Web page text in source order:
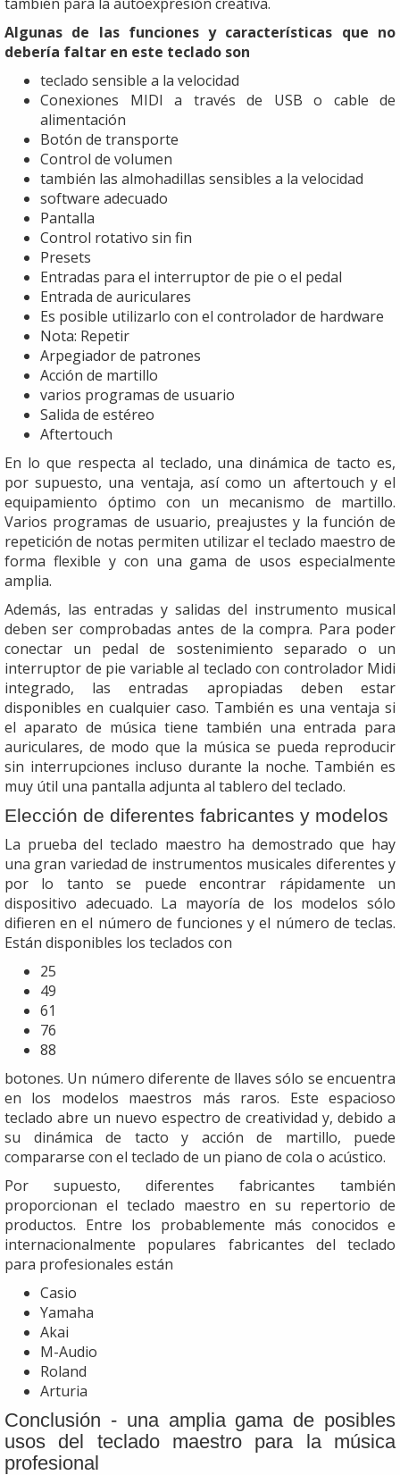
Algunas de las funciones y características que no
debería faltar en este teclado son
teclado sensible a la velocidad
Conexiones MIDI a través de USB o cable de
alimentación
Botón de transporte
Control de volumen
también las almohadillas sensibles a la velocidad
software adecuado
Pantalla
Control rotativo sin fin
Presets
Entradas para el interruptor de pie o el pedal
Entrada de auriculares
Es posible utilizarlo con el controlador de hardware
Nota: Repetir
Arpegiador de patrones
Acción de martillo
varios programas de usuario
Salida de estéreo
Aftertouch
En lo que respecta al teclado, una dinámica de tacto es,
por supuesto, una ventaja, así como un aftertouch y el
equipamiento óptimo con un mecanismo de martillo.
Varios programas de usuario, preajustes y la función de
repetición de notas permiten utilizar el teclado maestro de
forma flexible y con una gama de usos especialmente
amplia.
Además, las entradas y salidas del instrumento musical
deben ser comprobadas antes de la compra. Para poder
conectar un pedal de sostenimiento separado o un
interruptor de pie variable al teclado con controlador Midi
integrado, las entradas apropiadas deben estar
disponibles en cualquier caso. También es una ventaja si
el aparato de música tiene también una entrada para
auriculares, de modo que la música se pueda reproducir
sin interrupciones incluso durante la noche. También es
muy útil una pantalla adjunta al tablero del teclado.
Elección de diferentes fabricantes y modelos
La prueba del teclado maestro ha demostrado que hay
una gran variedad de instrumentos musicales diferentes y
por lo tanto se puede encontrar rápidamente un
dispositivo adecuado. La mayoría de los modelos sólo
difieren en el número de funciones y el número de teclas.
Están disponibles los teclados con
25
49
61
76
88
botones. Un número diferente de llaves sólo se encuentra
en los modelos maestros más raros. Este espacioso
teclado abre un nuevo espectro de creatividad y, debido a
su dinámica de tacto y acción de martillo, puede
compararse con el teclado de un piano de cola o acústico.
Por supuesto, diferentes fabricantes también
proporcionan el teclado maestro en su repertorio de
productos. Entre los probablemente más conocidos e
internacionalmente populares fabricantes del teclado
para profesionales están
Casio
Yamaha
Akai
M-Audio
Roland
Arturia
Conclusión - una amplia gama de posibles
usos del teclado maestro para la música
profesional